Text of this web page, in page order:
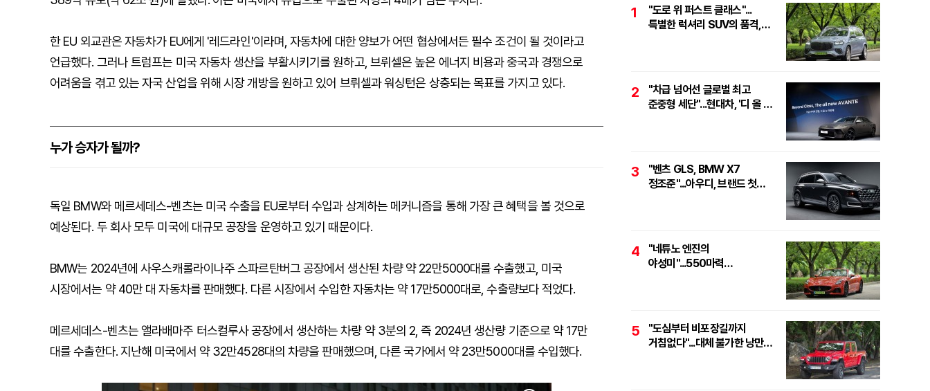
한 EU 외교관은 자동차가 EU에게 '레드라인'이라며, 자동차에 대한 양보가 어떤 협상에서든 필수 조건이 될 것이라고
언급했다. 그러나 트럼프는 미국 자동차 생산을 부활시키기를 원하고, 브뤼셀은 높은 에너지 비용과 중국과 경쟁으로
어려움을 겪고 있는 자국 산업을 위해 시장 개방을 원하고 있어 브뤼셀과 워싱턴은 상충되는 목표를 가지고 있다.
누가 승자가 될까?
독일 BMW와 메르세데스-벤츠는 미국 수출을 EU로부터 수입과 상계하는 메커니즘을 통해 가장 큰 혜택을 볼 것으로
예상된다. 두 회사 모두 미국에 대규모 공장을 운영하고 있기 때문이다.
BMW는 2024년에 사우스캐롤라이나주 스파르탄버그 공장에서 생산된 차량 약 22만5000대를 수출했고, 미국
시장에서는 약 40만 대 자동차를 판매했다. 다른 시장에서 수입한 자동차는 약 17만5000대로, 수출량보다 적었다.
메르세데스-벤츠는 앨라배마주 터스컬루사 공장에서 생산하는 차량 약 3분의 2, 즉 2024년 생산량 기준으로 약 17만
대를 수출한다. 지난해 미국에서 약 32만4528대의 차량을 판매했으며, 다른 국가에서 약 23만5000대를 수입했다.
1
"도로 위 퍼스트 클래스"...
특별한 럭셔리 SUV의 품격,
2
"차급 넘어선 글로벌 최고
준중형 세단"...현대차, '디 올 뉴
3
"벤츠 GLS, BMW X7
정조준"...아우디, 브랜드 첫
4
"네튜노 엔진의
야성미"...550마력
5
"도심부터 비포장길까지
거침없다"...대체 불가한 낭만